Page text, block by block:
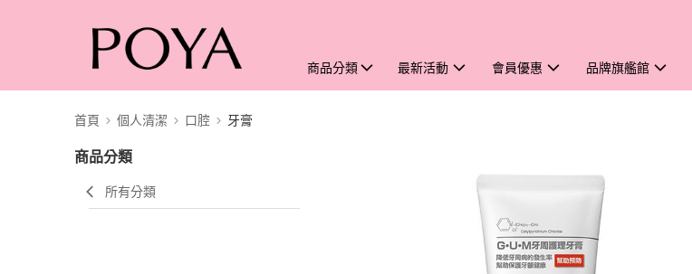
商品分類 最新活動 會員優惠 品牌旗艦館
首頁 個人清潔 口腔 牙膏
商品分類
所有分類